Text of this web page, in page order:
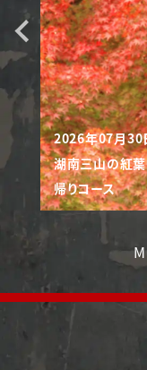
2026年07月30
湖南三山の紅
帰りコース